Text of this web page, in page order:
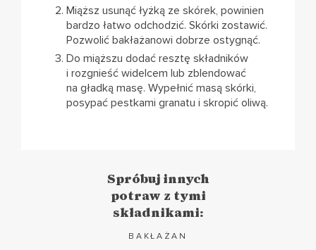
Miąższ usunąć łyżką ze skórek, powinien
bardzo łatwo odchodzić. Skórki zostawić.
Pozwolić bakłażanowi dobrze ostygnąć.
Do miąższu dodać resztę składników
i rozgnieść widelcem lub zblendować
na gładką masę. Wypełnić masą skórki,
posypać pestkami granatu i skropić oliwą.
Spróbuj innych
potraw z tymi
składnikami:
BAKŁAŻAN